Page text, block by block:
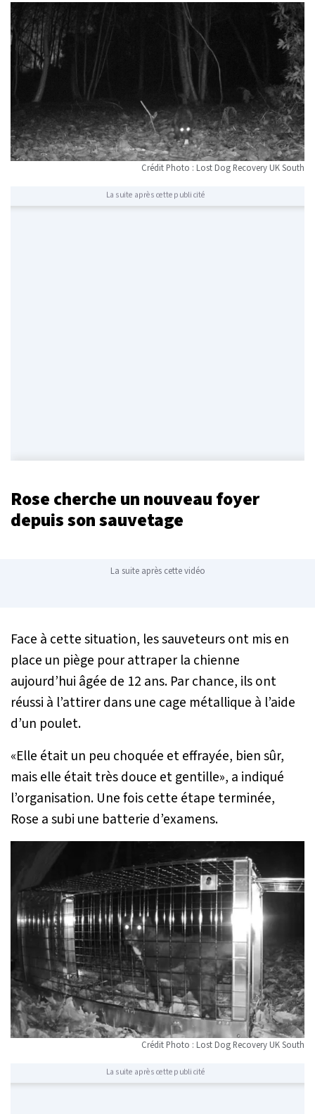
Crédit Photo : Lost Dog Recovery UK South
La suite après cette publicité
Rose cherche un nouveau foyer
depuis son sauvetage
La suite après cette vidéo
Face à cette situation, les sauveteurs ont mis en
place un piège pour attraper la chienne
aujourd’hui âgée de 12 ans. Par chance, ils ont
réussi à l’attirer dans une cage métallique à l’aide
d’un poulet.
«Elle était un peu choquée et effrayée, bien sûr,
mais elle était très douce et gentille», a indiqué
l’organisation. Une fois cette étape terminée,
Rose a subi une batterie d’examens.
Crédit Photo : Lost Dog Recovery UK South
La suite après cette publicité